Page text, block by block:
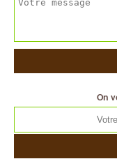
On